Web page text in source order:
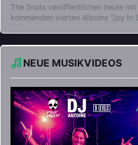
The Snuts veröffentlichen heute
kommenden vierten Albums "Joy In
NEUE MUSIKVIDEOS